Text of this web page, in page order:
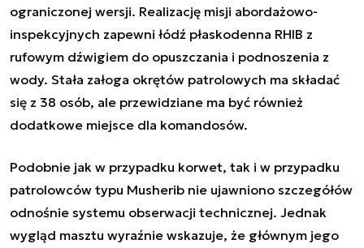
ograniczonej wersji. Realizację misji abordażowo-
inspekcyjnych zapewni łódź płaskodenna RHIB z
rufowym dźwigiem do opuszczania i podnoszenia z
wody. Stała załoga okrętów patrolowych ma składać
się z 38 osób, ale przewidziane ma być również
dodatkowe miejsce dla komandosów.
Podobnie jak w przypadku korwet, tak i w przypadku
patrolowców typu Musherib nie ujawniono szczegółów
odnośnie systemu obserwacji technicznej. Jednak
wygląd masztu wyraźnie wskazuje, że głównym jego